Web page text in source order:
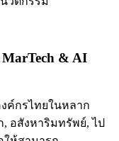
& AI
งค์กรไทยในหลาก
อสังหาริมทรัพย์, ไป